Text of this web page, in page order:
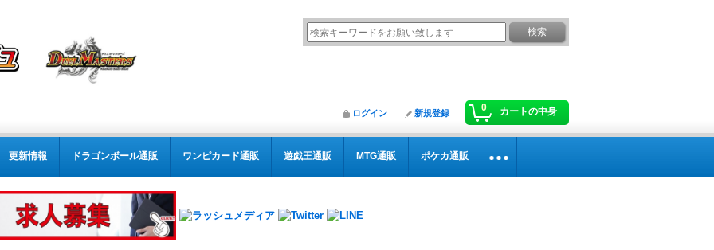
0 カートの中身
ログイン 新規登録
更新情報 ドラゴンボール通販 ワンピカード通販 遊戯王通販 MTG通販 ポケカ通販